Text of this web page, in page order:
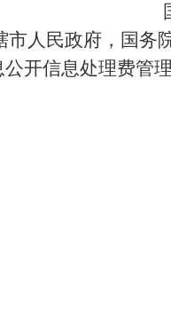
市人民政府，国务
开信息处理费管